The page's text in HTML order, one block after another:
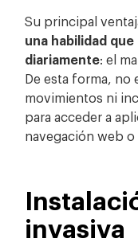
Su principal
una habilidad
diariamente: el
De esta forma, no
movimientos ni
para acceder a
navegación web
invasiva